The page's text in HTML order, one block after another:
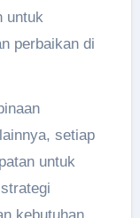
untuk
perbaikan di
setiap
untuk